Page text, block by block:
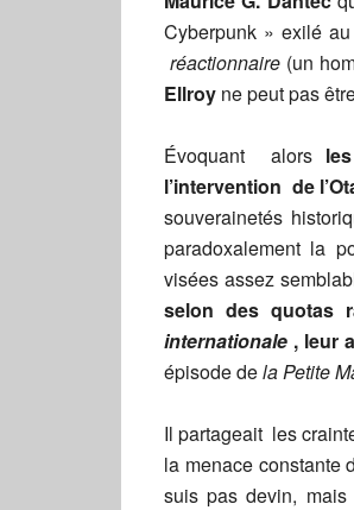
Cyberpunk » exilé
réactionnaire (un
Ellroy ne peut pas
Évoquant alors
l’intervention de
souverainetés
paradoxalement la
visées assez
selon des quotas
internationale , leur
épisode dela Petite
Il partageait les
la menace constante
suis pas devin, mais